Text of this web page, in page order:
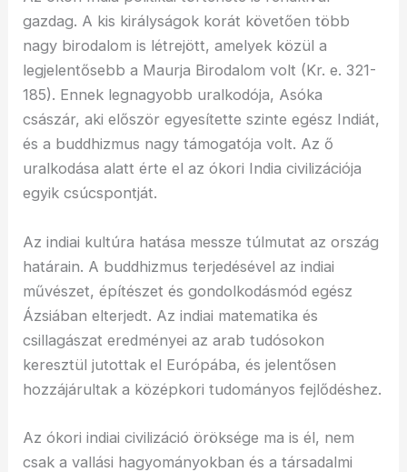
gazdag. A kis királyságok korát követően több
nagy birodalom is létrejött, amelyek közül a
legjelentősebb a Maurja Birodalom volt (Kr. e. 321-
185). Ennek legnagyobb uralkodója, Asóka
császár, aki először egyesítette szinte egész Indiát,
és a buddhizmus nagy támogatója volt. Az ő
uralkodása alatt érte el az ókori India civilizációja
egyik csúcspontját.
Az indiai kultúra hatása messze túlmutat az ország
határain. A buddhizmus terjedésével az indiai
művészet, építészet és gondolkodásmód egész
Ázsiában elterjedt. Az indiai matematika és
csillagászat eredményei az arab tudósokon
keresztül jutottak el Európába, és jelentősen
hozzájárultak a középkori tudományos fejlődéshez.
Az ókori indiai civilizáció öröksége ma is él, nem
csak a vallási hagyományokban és a társadalmi